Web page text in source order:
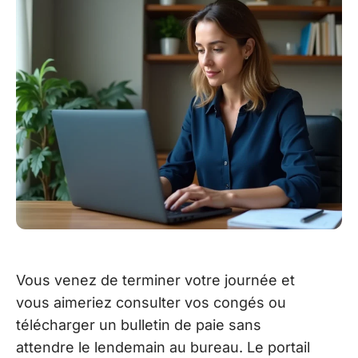
Vous venez de terminer votre journée et
vous aimeriez consulter vos congés ou
télécharger un bulletin de paie sans
attendre le lendemain au bureau. Le portail